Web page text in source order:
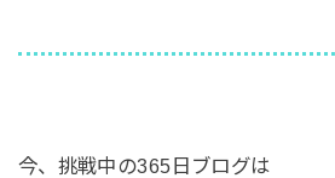
今、挑戦中の365日ブログは